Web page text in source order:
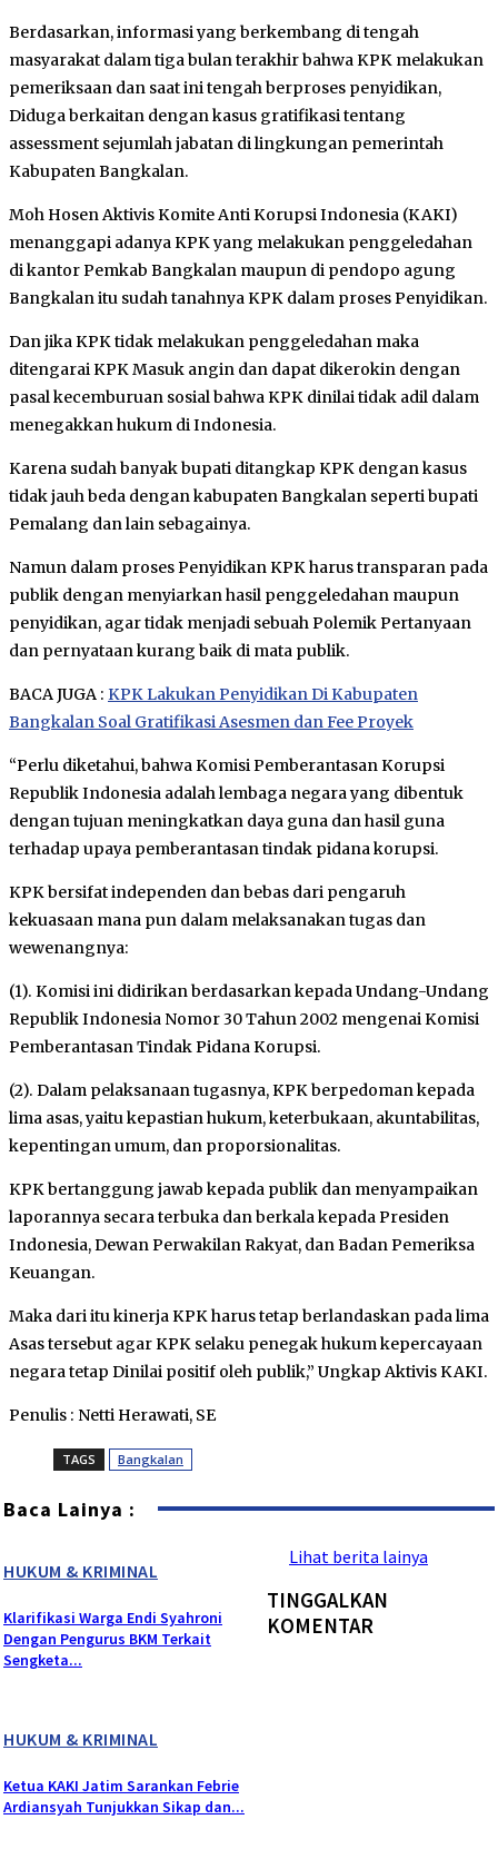
Berdasarkan, informasi yang berkembang di tengah
masyarakat dalam tiga bulan terakhir bahwa KPK melakukan
pemeriksaan dan saat ini tengah berproses penyidikan,
Diduga berkaitan dengan kasus gratifikasi tentang
assessment sejumlah jabatan di lingkungan pemerintah
Kabupaten Bangkalan.
Moh Hosen Aktivis Komite Anti Korupsi Indonesia (KAKI)
menanggapi adanya KPK yang melakukan penggeledahan
di kantor Pemkab Bangkalan maupun di pendopo agung
Bangkalan itu sudah tanahnya KPK dalam proses Penyidikan.
Dan jika KPK tidak melakukan penggeledahan maka
ditengarai KPK Masuk angin dan dapat dikerokin dengan
pasal kecemburuan sosial bahwa KPK dinilai tidak adil dalam
menegakkan hukum di Indonesia.
Karena sudah banyak bupati ditangkap KPK dengan kasus
tidak jauh beda dengan kabupaten Bangkalan seperti bupati
Pemalang dan lain sebagainya.
Namun dalam proses Penyidikan KPK harus transparan pada
publik dengan menyiarkan hasil penggeledahan maupun
penyidikan, agar tidak menjadi sebuah Polemik Pertanyaan
dan pernyataan kurang baik di mata publik.
BACA JUGA : KPK Lakukan Penyidikan Di Kabupaten
Bangkalan Soal Gratifikasi Asesmen dan Fee Proyek
“Perlu diketahui, bahwa Komisi Pemberantasan Korupsi
Republik Indonesia adalah lembaga negara yang dibentuk
dengan tujuan meningkatkan daya guna dan hasil guna
terhadap upaya pemberantasan tindak pidana korupsi.
KPK bersifat independen dan bebas dari pengaruh
kekuasaan mana pun dalam melaksanakan tugas dan
wewenangnya:
(1). Komisi ini didirikan berdasarkan kepada Undang-Undang
Republik Indonesia Nomor 30 Tahun 2002 mengenai Komisi
Pemberantasan Tindak Pidana Korupsi.
(2). Dalam pelaksanaan tugasnya, KPK berpedoman kepada
lima asas, yaitu kepastian hukum, keterbukaan, akuntabilitas,
kepentingan umum, dan proporsionalitas.
KPK bertanggung jawab kepada publik dan menyampaikan
laporannya secara terbuka dan berkala kepada Presiden
Indonesia, Dewan Perwakilan Rakyat, dan Badan Pemeriksa
Keuangan.
Maka dari itu kinerja KPK harus tetap berlandaskan pada lima
Asas tersebut agar KPK selaku penegak hukum kepercayaan
negara tetap Dinilai positif oleh publik,” Ungkap Aktivis KAKI.
Penulis : Netti Herawati, SE
TAGS Bangkalan
Baca Lainya :
HUKUM & KRIMINAL
Klarifikasi Warga Endi Syahroni
Dengan Pengurus BKM Terkait
Sengketa...
HUKUM & KRIMINAL
Ketua KAKI Jatim Sarankan Febrie
Ardiansyah Tunjukkan Sikap dan...
Lihat berita lainya
TINGGALKAN
KOMENTAR